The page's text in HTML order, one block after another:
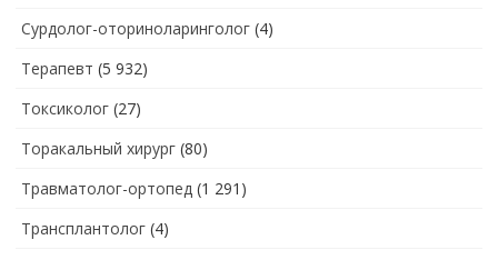
Сурдолог-оториноларинголог (4)
Терапевт (5 932)
Токсиколог (27)
Торакальный хирург (80)
Травматолог-ортопед (1 291)
Трансплантолог (4)